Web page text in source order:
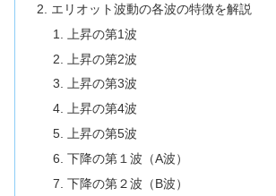
エリオット波動の各波の特徴を解説
上昇の第1波
上昇の第2波
上昇の第3波
上昇の第4波
上昇の第5波
下降の第１波（A波）
下降の第２波（B波）